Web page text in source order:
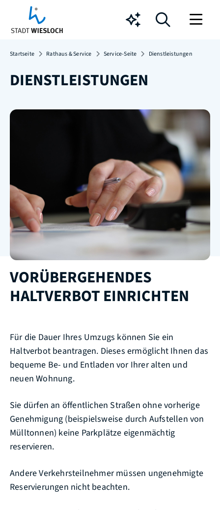
Chatbot
Startseite Rathaus & Service Service-Seite Dienstleistungen
DIENSTLEISTUNGEN
VORÜBERGEHENDES
HALTVERBOT EINRICHTEN
Für die Dauer Ihres Umzugs können Sie ein
Haltverbot beantragen. Dieses ermöglicht Ihnen das
bequeme Be- und Entladen vor Ihrer alten und
neuen Wohnung.
Sie dürfen an öffentlichen Straßen ohne vorherige
Genehmigung (beispielsweise durch Aufstellen von
Mülltonnen) keine Parkplätze eigenmächtig
reservieren.
Andere Verkehrsteilnehmer müssen ungenehmigte
Reservierungen nicht beachten.